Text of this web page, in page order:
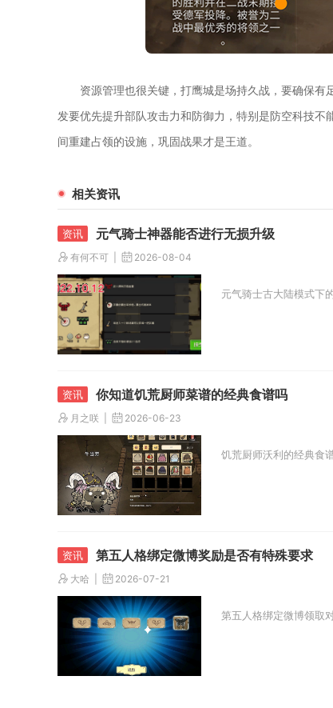
资源管理也很关键，打鹰城是场持久战，要确保
发要优先提升部队攻击力和防御力，特别是防空科技
间重建占领的设施，巩固战果才是王道。
相关资讯
元气骑士神器能否进行无损升级
有何不可 2026-08-04
元气骑士古大陆模式下
你知道饥荒厨师菜谱的经典食谱吗
月之咲 2026-06-23
饥荒厨师沃利的经典食
第五人格绑定微博奖励是否有特殊要求
大哈 2026-07-21
第五人格绑定微博领取